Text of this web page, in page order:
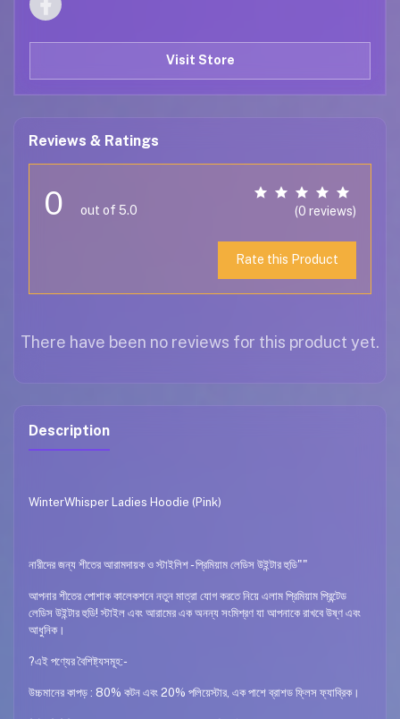
Visit Store
Reviews & Ratings
0 out of 5.0 (0 reviews)
Rate this Product
There have been no reviews for this product yet.
Description
WinterWhisper Ladies Hoodie (Pink)
নারীদের জন্য শীতের আরামদায়ক ও স্টাইলিশ - প্রিমিয়াম লেডিস উইন্টার হুডি""
আপনার শীতের পোশাক কালেকশনে নতুন মাত্রা যোগ করতে নিয়ে এলাম প্রিমিয়াম প্রিন্টেড
লেডিস উইন্টার হুডি! স্টাইল এবং আরামের এক অনন্য সংমিশ্রণ যা আপনাকে রাখবে উষ্ণ এবং
আধুনিক।
?এই পণ্যের বৈশিষ্ট্যসমূহ:-
উচ্চমানের কাপড় : 80% কটন এবং 20% পলিয়েস্টার, এক পাশে ব্রাশড ফ্লিস ফ্যাব্রিক।